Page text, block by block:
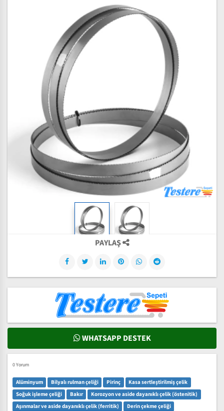
PAYLAŞ
WHATSAPP DESTEK
0 Yorum
Alüminyum Bilyalı rulman çeliği Pirinç
Kasa sertleştirilmiş çelik
Soğuk işleme çeliği
Bakır
Korozyon ve aside dayanıklı çelik (östenitik)
Aşınmalar ve aside dayanıklı çelik (ferritik)
Derin çekme çeliği